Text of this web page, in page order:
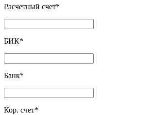
Расчетный счет*
БИК*
Банк*
Кор. счет*